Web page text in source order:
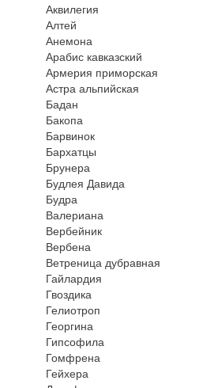
Аквилегия
Алтей
Анемона
Арабис кавказский
Армерия приморская
Астра альпийская
Бадан
Бакопа
Барвинок
Бархатцы
Брунера
Будлея Давида
Будра
Валериана
Вербейник
Вербена
Ветреница дубравная
Гайлардия
Гвоздика
Гелиотроп
Георгина
Гипсофила
Гомфрена
Гейхера